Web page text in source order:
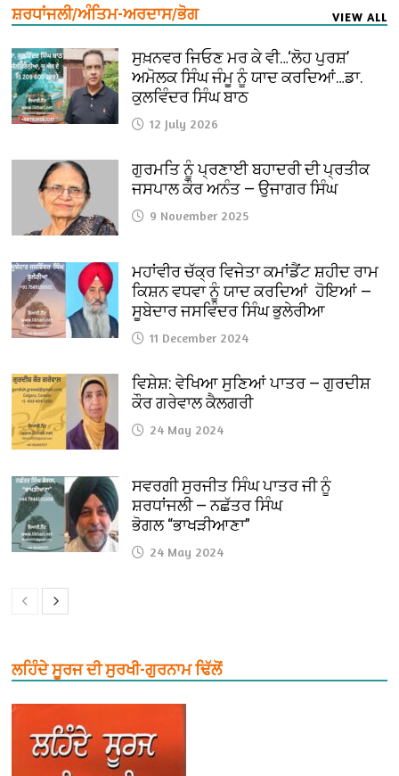
ਸ਼ਰਧਾਂਜਲੀ/ਅੰਤਿਮ-ਅਰਦਾਸ/ਭੋਗ VIEW ALL
ਸੁਖ਼ਨਵਰ ਜਿਓਣ ਮਰ ਕੇ ਵੀ…‘ਲੋਹ ਪੁਰਸ਼’
ਅਮੋਲਕ ਸਿੰਘ ਜੰਮੂ ਨੂੰ ਯਾਦ ਕਰਦਿਆਂ…ਡਾ.
ਕੁਲਵਿੰਦਰ ਸਿੰਘ ਬਾਠ
12 July 2026
ਗੁਰਮਤਿ ਨੂੰ ਪ੍ਰਣਾਈ ਬਹਾਦਰੀ ਦੀ ਪ੍ਰਤੀਕ
ਜਸਪਾਲ ਕੌਰ ਅਨੰਤ — ਉਜਾਗਰ ਸਿੰਘ
9 November 2025
ਮਹਾਂਵੀਰ ਚੱਕ੍ਰ ਵਿਜੇਤਾ ਕਮਾਂਡੈਂਟ ਸ਼ਹੀਦ ਰਾਮ
ਕਿਸ਼ਨ ਵਧਵਾ ਨੂੰ ਯਾਦ ਕਰਦਿਆਂ ਹੋਇਆਂ —
ਸੂਬੇਦਾਰ ਜਸਵਿੰਦਰ ਸਿੰਘ ਭੁਲੇਰੀਆ
11 December 2024
ਵਿਸ਼ੇਸ਼: ਵੇਖਿਆ ਸੁਣਿਆਂ ਪਾਤਰ — ਗੁਰਦੀਸ਼
ਕੌਰ ਗਰੇਵਾਲ ਕੈਲਗਰੀ
24 May 2024
ਸਵਰਗੀ ਸੁਰਜੀਤ ਸਿੰਘ ਪਾਤਰ ਜੀ ਨੂੰ
ਸ਼ਰਧਾਂਜਲੀ — ਨਛੱਤਰ ਸਿੰਘ
ਭੋਗਲ “ਭਾਖੜੀਆਣਾ”
24 May 2024
ਲਹਿੰਦੇ ਸੂਰਜ ਦੀ ਸੁਰਖੀ-ਗੁਰਨਾਮ ਢਿੱਲੋਂ